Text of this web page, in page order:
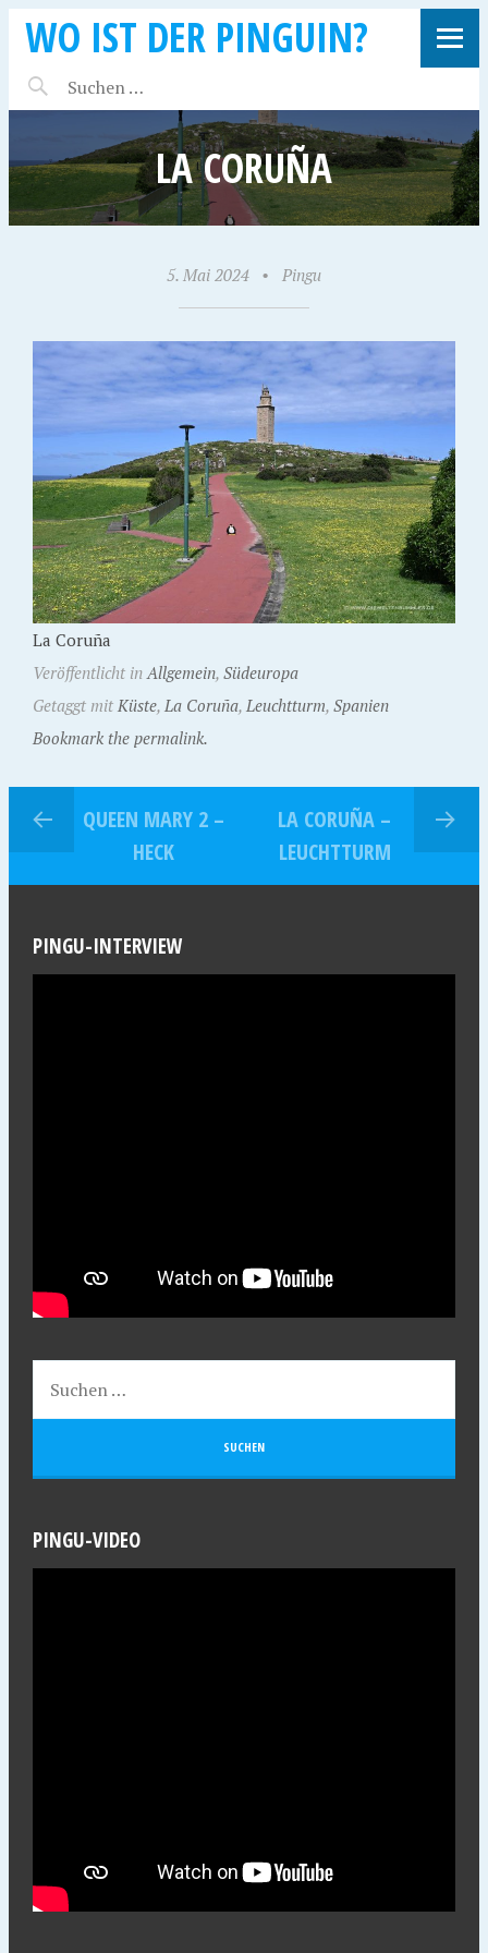
WO IST DER PINGUIN?
LA CORUÑA
5. Mai 2024 • Pingu
La Coruña
Veröffentlicht inAllgemein, Südeuropa
Getaggt mit Küste, La Coruña, Leuchtturm, Spanien
Bookmark the permalink.
QUEEN MARY 2 –
HECK
LA CORUÑA –
LEUCHTTURM
PINGU-INTERVIEW
PINGU-VIDEO